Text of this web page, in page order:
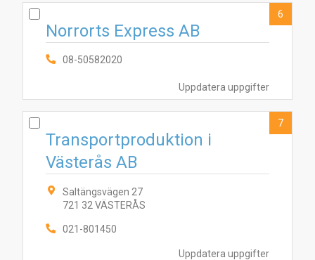
Uppdatera uppgifter
Norrorts Express AB
08-50582020
6
Uppdatera uppgifter
Transportproduktion i
Västerås AB
Saltängsvägen 27
721 32 VÄSTERÅS
021-801450
7